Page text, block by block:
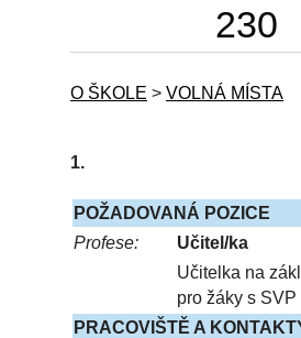
230
O ŠKOLE > VOLNÁ MÍSTA
1.
POŽADOVANÁ POZICE
Profese:
Učitel/ka
Učitelka na
pro žáky s SVP
PRACOVIŠTĚ A